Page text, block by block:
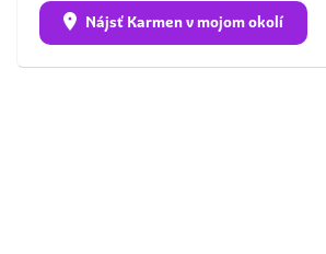
Nájsť Karmen v mojom okolí